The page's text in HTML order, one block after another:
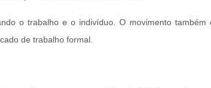
o trabalho e o indivíduo. O movimento também
de trabalho formal.